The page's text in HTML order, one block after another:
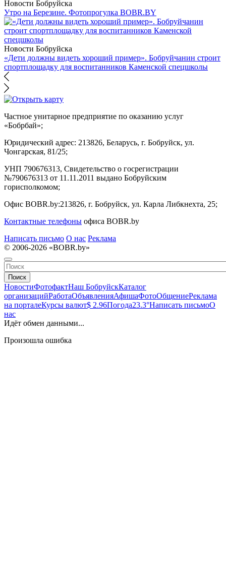
Новости Бобруйска
Утро на Березине. Фотопрогулка BOBR.BY
Новости Бобруйска
«Дети должны видеть хороший пример». Бобруйчанин строит
спортплощадку для воспитанников Каменской спецшколы
Частное унитарное предприятие по оказанию услуг
«Бобрбай»;
Юридический адрес: 213826, Беларусь, г. Бобруйск, ул.
Чонгарская, 81/25;
УНП 790676313, Свидетельство о госрегистрации
№790676313 от 11.11.2011 выдано Бобруйским
горисполкомом;
Офис BOBR.by:213826, г. Бобруйск, ул. Карла Либкнехта, 25;
Контактные телефоны офиса BOBR.by
Написать письмо О нас Реклама
© 2006-2026 «BOBR.by»
Поиск
НовостиФотофактНаш БобруйскКаталог
организацийРаботаОбъявленияАфишаФотоОбщениеРеклама
на порталеКурсы валют$ 2.96Погода23.3°Написать письмоО
нас
Идёт обмен данными...
Произошла ошибка